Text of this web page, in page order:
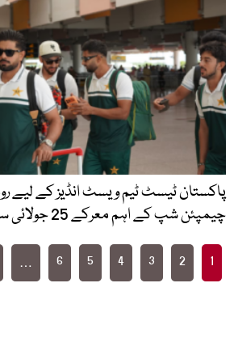
پاکستان ٹیسٹ ٹیم ویسٹ انڈیز کے لیے
چیمپئن شپ کے اہم معرکے 25 جولائی سے شروع ہوں گے
Posts
pagination
1
2
3
4
5
6
…